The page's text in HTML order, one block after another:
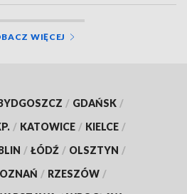
WIĘCEJ
/ GDAŃSK /
/ KATOWICE / KIELCE /
/ ŁÓDŹ / OLSZTYN /
/ RZESZÓW /